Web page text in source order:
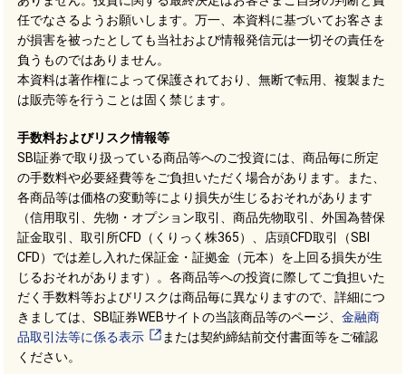
任でなさるようお願いします。万一、本資料に基づいてお客さま
が損害を被ったとしても当社および情報発信元は一切その責任を
負うものではありません。
本資料は著作権によって保護されており、無断で転用、複製また
は販売等を行うことは固く禁じます。
手数料およびリスク情報等
SBI証券で取り扱っている商品等へのご投資には、商品毎に所定
の手数料や必要経費等をご負担いただく場合があります。また、
各商品等は価格の変動等により損失が生じるおそれがあります
（信用取引、先物・オプション取引、商品先物取引、外国為替保
証金取引、取引所CFD（くりっく株365）、店頭CFD取引（SBI
CFD）では差し入れた保証金・証拠金（元本）を上回る損失が生
じるおそれがあります）。各商品等への投資に際してご負担いた
だく手数料等およびリスクは商品毎に異なりますので、詳細につ
きましては、SBI証券WEBサイトの当該商品等のページ、金融商
品取引法等に係る表示
または契約締結前交付書面等をご確認
ください。